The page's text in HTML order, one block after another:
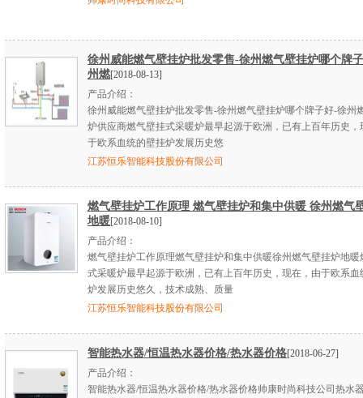
徐州威能燃气壁挂炉批发零售-徐州燃气壁挂炉哪个牌
州燃[2018-08-13]
产品介绍：
徐州威能燃气壁挂炉批发零售-徐州燃气壁挂炉哪个牌子好-徐州
炉供应商燃气壁挂式采暖炉最早起源于欧洲，已有上百年历史，
于欧系血统的壁挂炉发展历史悠
江苏恒乐智能科技股份有限公司
燃气壁挂炉工作原理 燃气壁挂炉和集中供暖 徐州燃气
地暖[2018-08-10]
产品介绍：
燃气壁挂炉工作原理燃气壁挂炉和集中供暖徐州燃气壁挂炉地暖
式采暖炉最早起源于欧洲，已有上百年历史，现在，由于欧系血
炉发展历史悠久，技术成熟、质量
江苏恒乐智能科技股份有限公司
智能热水器/恒温热水器价格/热水器价格[2018-06-27]
产品介绍：
智能热水器/恒温热水器价格/热水器价格帅康时尚科技公司热水